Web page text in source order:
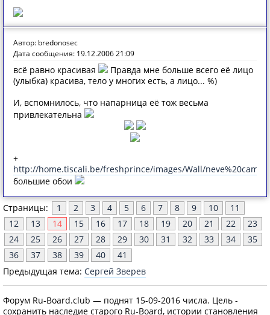
Автор: bredonosec
Дата сообщения: 19.12.2006 21:09
всё равно красивая
Правда мне больше всего её лицо
(улыбка) красива, тело у многих есть, а лицо... %)
И, вспомнилось, что напарница её тож весьма
привлекательна
+
http://home.tiscali.be/freshprince/images/Wall/
большие обои
Страницы: 1 2 3 4 5 6 7 8 9 10
11
12
13 14 15 16 17 18 19 20 21 22
23
24
25 26 27 28 29 30 31 32 33 34
35
36
37 38 39 40
41
Предыдущая тема: Сергей Зверев
Форум Ru-Board.club — поднят 15-09-2016 числа. Цель -
сохранить наследие старого Ru-Board, истории становления